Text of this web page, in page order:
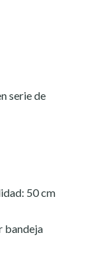
serie de
50 cm
bandeja